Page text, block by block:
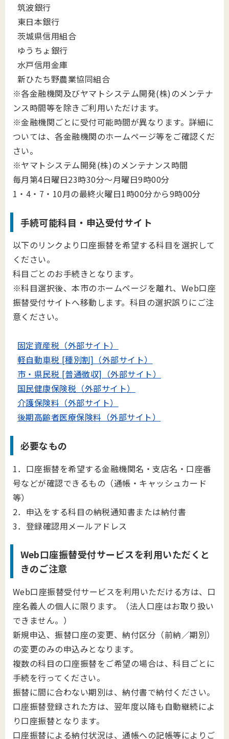
筑波銀行
東日本銀行
茨城県信用組合
ゆうちょ銀行
水戸信用金庫
新ひたち野農業協同組合
※各金融機関及びヤマトシステム開発(株)のメンテナ
ンス時間等を除きご利用いただけます。
※金融機関ごとに受付可能時間が異なります。詳細に
ついては、各金融機関のホームページ等をご確認くだ
さい。
※ヤマトシステム開発(株)のメンテナンス時間
毎月第4日曜日23時30分～月曜日9時00分
1・4・7・10月の最終火曜日1時00分から9時00分
手続可能科目・申込受付サイト
以下のリンクより口座振替を希望する科目を選択して
ください。
科目ごとのお手続きとなります。
※科目選択後、本市のホームページを離れ、Web口座
振替受付サイトへ移動します。科目の選択誤りにご注
意ください。
固定資産税（外部サイト）
軽自動車税 [種別割]（外部サイト）
市・県民税 [普通徴収]（外部サイト）
国民健康保険税（外部サイト）
介護保険料（外部サイト）
後期高齢者医療保険料（外部サイト）
必要なもの
1．口座振替を希望する金融機関名・支店名・口座番
号などが確認できるもの（通帳・キャッシュカード
等）
2．申込をする科目の納税通知書または納付書
3．登録確認用メールアドレス
Web口座振替受付サービスを利用いただくと
きのご注意
Web口座振替受付サービスを利用いただける方は、口
座名義人の個人に限ります。（法人口座はお取り扱い
できません。）
新規申込、振替口座の変更、納付区分（前納／期別）
の変更のみの申込みとなります。
複数の科目の口座振替をご希望の場合は、科目ごとに
手続を行ってください。
振替に間に合わない期別は、納付書で納付ください。
口座振替登録された方は、翌年度以降も自動継続によ
り口座振替となります。
口座振替による納付状況は、通帳への記帳等によりご